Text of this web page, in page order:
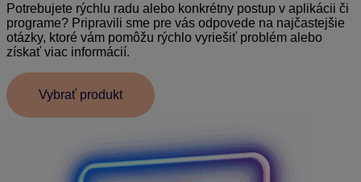
Potrebujete rýchlu radu alebo konkrétny postup v aplikácii či
programe? Pripravili sme pre vás odpovede na najčastejšie
otázky, ktoré vám pomôžu rýchlo vyriešiť problém alebo
získať viac informácií.
Vybrať produkt